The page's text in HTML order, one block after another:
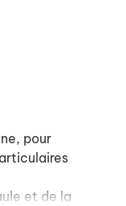
pour
et de la